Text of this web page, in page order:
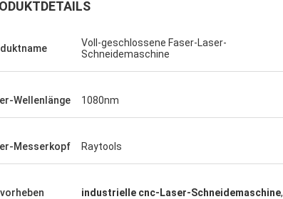
Stefano
Voll-geschlossene Faser-Laser-
Schneidemaschine
Wellenlänge 1080nm
Messerkopf Raytools
industrielle cnc-Laser-Schneidemaschine,